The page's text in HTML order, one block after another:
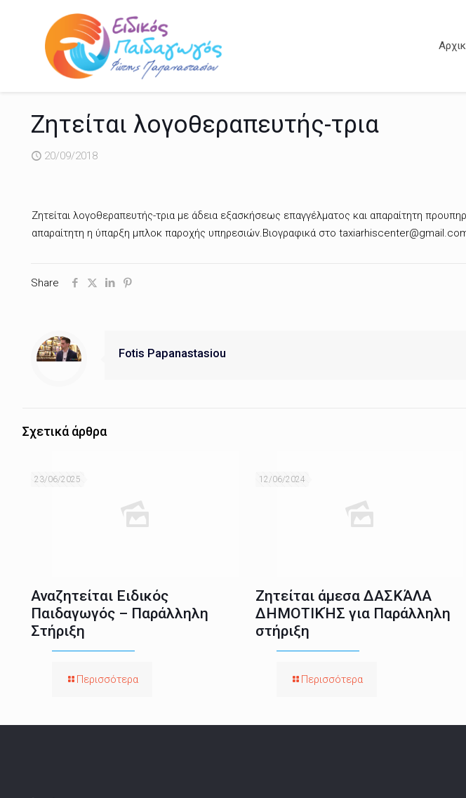
Ζητείται λογοθεραπευτής-τρια
20/09/2018
Ζητείται λογοθεραπευτής-τρια με άδεια εξασκήσεως επαγγέλματος και απαραίτητη
απαραίτητη η ύπαρξη μπλοκ παροχής υπηρεσιών.Βιογραφικά στο
Share
Fotis Papanastasiou
Σχετικά άρθρα
23/06/2025
Αναζητείται Ειδικός
Παιδαγωγός – Παράλληλη
Στήριξη
Περισσότερα
12/06/2024
Ζητείται άμεσα ΔΑΣΚΆΛΑ
ΔΗΜΟΤΙΚΉΣ για Παράλληλη
στήριξη
Περισσότερα